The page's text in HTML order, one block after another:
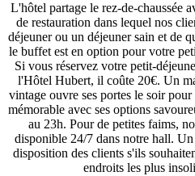
L'hôtel partage le rez-de-chaussée
de restauration dans lequel nos
déjeuner ou un déjeuner sain et de
le buffet est en option pour votre
Si vous réservez votre petit-
l'Hôtel Hubert, il coûte 20€. Un
vintage ouvre ses portes le soir
mémorable avec ses options
au 23h. Pour de petites faims,
disponible 24/7 dans notre hall.
disposition des clients s'ils
endroits les plus